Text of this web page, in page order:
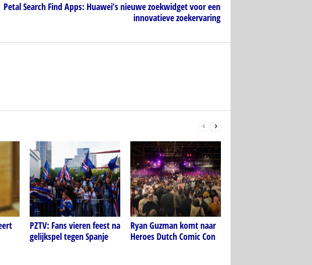
Petal Search Find Apps: Huawei’s nieuwe zoekwidget voor een
innovatieve zoekervaring
PZTV: Fans vieren feest na
gelijkspel tegen Spanje
Ryan Guzman komt naar
Heroes Dutch Comic Con